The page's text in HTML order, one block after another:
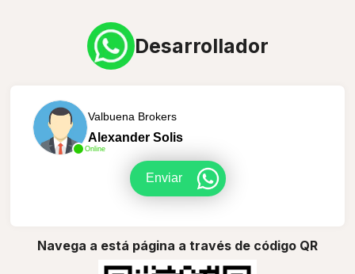
Desarrollador
Online
Valbuena Brokers
Alexander Solis
Enviar
Navega a está página a través de código QR